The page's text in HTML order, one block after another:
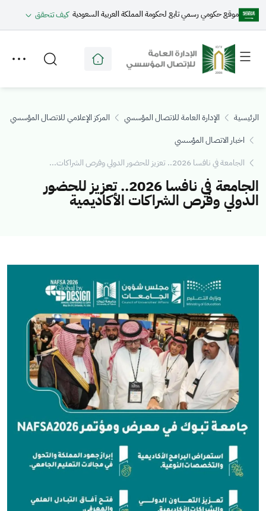
موقع حكومي رسمي تابع لحكومة المملكة العربية السعودية كيف تتحقق
Toggle
menu
Toggle
secondary
menu
الرئيسية الإدارة العامة للاتصال المؤسسي
المركز الإعلامي للاتصال المؤسسي
اخبار الاتصال المؤسسي
الجامعة في نافسا 2026.. تعزيز للحضور الدولي وفرص الشراكات...
الجامعة في نافسا 2026.. تعزيز للحضور
الدولي وفرص الشراكات الأكاديمية